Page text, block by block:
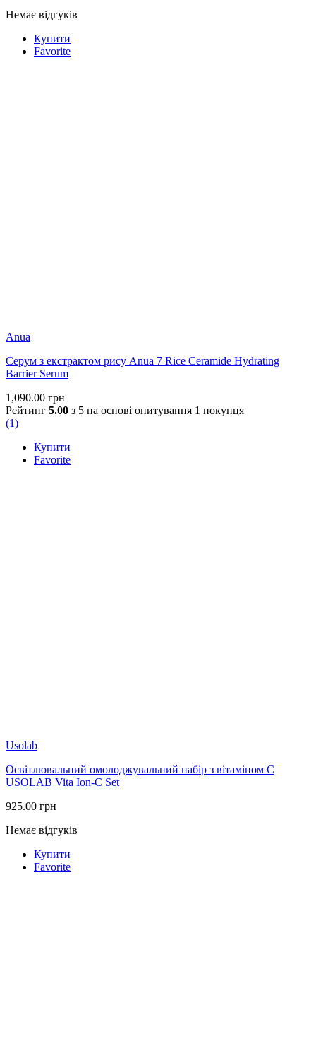
Немає відгуків
Купити
Favorite
Anua
Серум з екстрактом рису Anua 7 Rice Ceramide Hydrating
Barrier Serum
1,090.00 грн
Рейтинг 5.00 з 5 на основі опитування 1 покупця
(1)
Купити
Favorite
Usolab
Освітлювальний омолоджувальний набір з вітаміном C
USOLAB Vita Ion-C Set
925.00 грн
Немає відгуків
Купити
Favorite